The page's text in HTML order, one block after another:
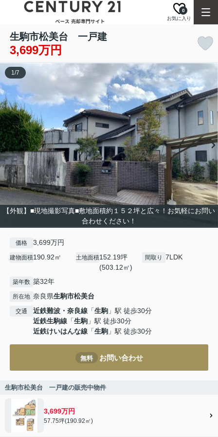
お気に入り
0
生駒市松美台 一戸建
3,699万円
【外観】■現地撮影写真■敷地面積約１５２坪と広々！お気軽にお問い
合わせください！
1/7
価格 3,699万円
建物面積190.92㎡ 土地面積152.19坪
(503.12㎡)
間取り 7LDK
築年数 築32年
所在地 奈良県生駒市松美台
交通 近鉄難波・奈良線 「生駒 」駅 徒歩30分
近鉄生駒線 「生駒 」駅 徒歩30分
近鉄けいはんな線 「生駒 」駅 徒歩30分
無料 お問い合わせ
生駒市松美台 一戸建の販売中物件
3,699万円
57.75坪(190.92㎡)